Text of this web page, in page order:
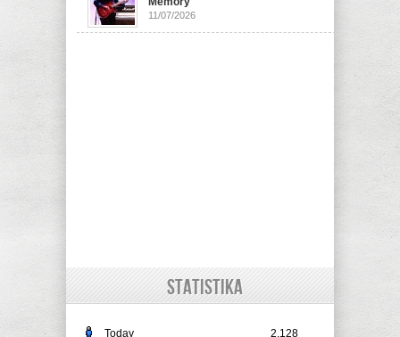
11/07/2026
STATISTIKA
Today 2,128